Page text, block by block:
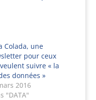
Colada, une
pour ceux
suivre « la
données »
2016
"DATA"